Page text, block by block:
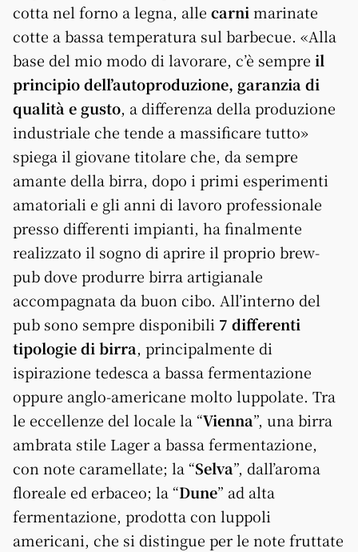
cotta nel forno a legna, alle carni marinate
cotte a bassa temperatura sul barbecue. «Alla
base del mio modo di lavorare, c’è sempre il
principio dell’autoproduzione, garanzia di
qualità e gusto, a differenza della produzione
industriale che tende a massificare tutto»
spiega il giovane titolare che, da sempre
amante della birra, dopo i primi esperimenti
amatoriali e gli anni di lavoro professionale
presso differenti impianti, ha finalmente
realizzato il sogno di aprire il proprio brew-
pub dove produrre birra artigianale
accompagnata da buon cibo. All’interno del
pub sono sempre disponibili 7 differenti
tipologie di birra, principalmente di
ispirazione tedesca a bassa fermentazione
oppure anglo-americane molto luppolate. Tra
le eccellenze del locale la “Vienna”, una birra
ambrata stile Lager a bassa fermentazione,
con note caramellate; la “Selva”, dall’aroma
floreale ed erbaceo; la “Dune” ad alta
fermentazione, prodotta con luppoli
americani, che si distingue per le note fruttate